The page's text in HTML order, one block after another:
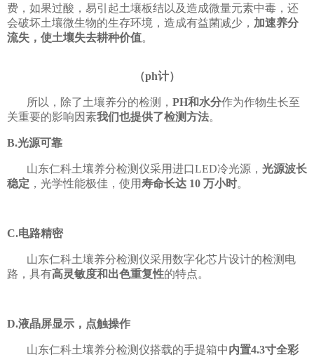
费，如果过酸，易引起土壤板结以及造成微量元素中毒，还
会破坏土壤微生物的生存环境，造成有益菌减少， 加速养分
流失，使土壤失去耕种价值。
（ph计）
所以，除了土壤养分的检测， PH和水分作为作物生长至
关重要的影响因素我们也提供了检测方法。
B.光源可靠
山东仁科土壤养分检测仪采用进口LED冷光源， 光源波长
稳定 ，光学性能极佳，使用寿命长达 10 万小时。
C.电路精密
山东仁科土壤养分检测仪采用数字化芯片设计的检测电
路，具有高灵敏度和出色重复性的特点。
D.液晶屏显示，点触操作
山东仁科土壤养分检测仪搭载的手提箱中内置4.3寸全彩